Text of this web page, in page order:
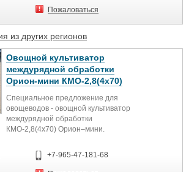
Пожаловаться
из других регионов
Овощной культиватор
междурядной обработки
Орион-мини КМО-2,8(4х70)
Специальное предложение для
овощеводов - овощной культиватор
междурядной обработки
КМО-2,8(4х70) Орион–мини.
Назначение - междурядная
обработка 4 и 5-рядных посадок
+7-965-47-181-68